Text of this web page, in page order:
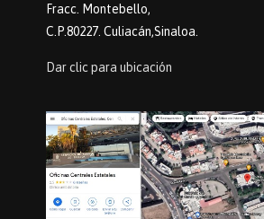
Fracc. Montebello,
C.P.80227. Culiacán,Sinaloa.
Dar clic para ubicación